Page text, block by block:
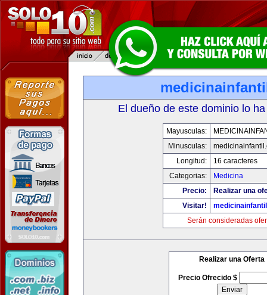
El dueño de este dominio lo
Mayusculas:
Minusculas:
Longitud:
16 caracteres
Categorias:
Medicina
Precio:
Realizar una
Visitar!
Serán consideradas
Realizar una Oferta
Precio Ofrecido $